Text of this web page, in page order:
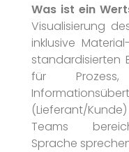
Was ist ein
Visualisierung
inklusive
standardisierten
für Prozess,
(Lieferant/
Teams
Sprache